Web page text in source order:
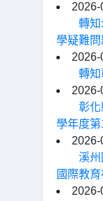
2026-
轉
學疑難
2026-
轉
2026-
彰
學年度
2026-
溪
國際教
2026-